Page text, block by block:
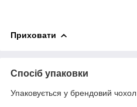
Приховати
Спосіб упаковки
Упаковується у брендовий чохол